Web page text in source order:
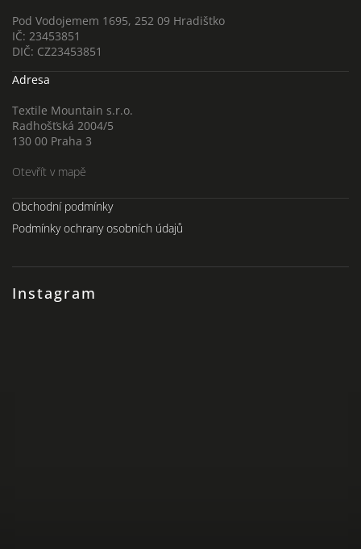
Pod Vodojemem 1695, 252 09 Hradištko
IČ: 23453851
DIČ: CZ23453851
Adresa
Textile Mountain s.r.o.
Radhošťská 2004/5
130 00 Praha 3
Otevřít v mapě
Instagram
Obchodní podmínky
Podmínky ochrany osobních údajů